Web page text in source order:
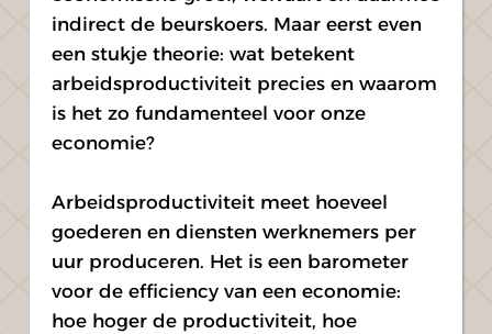
indirect de beurskoers. Maar eerst even
een stukje theorie: wat betekent
arbeidsproductiviteit precies en waarom
is het zo fundamenteel voor onze
economie?
Arbeidsproductiviteit meet hoeveel
goederen en diensten werknemers per
uur produceren. Het is een barometer
voor de efficiency van een economie:
hoe hoger de productiviteit, hoe